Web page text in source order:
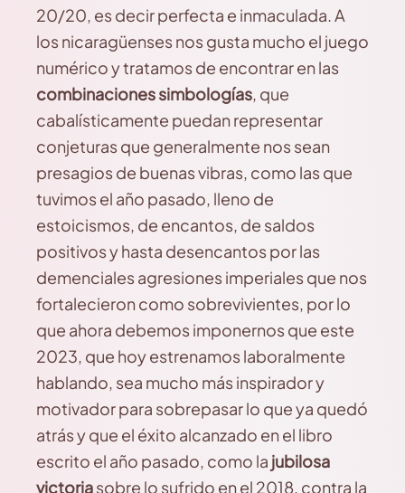
20/20, es decir perfecta e inmaculada. A
los nicaragüenses nos gusta mucho el juego
numérico y tratamos de encontrar en las
combinaciones simbologías, que
cabalísticamente puedan representar
conjeturas que generalmente nos sean
presagios de buenas vibras, como las que
tuvimos el año pasado, lleno de
estoicismos, de encantos, de saldos
positivos y hasta desencantos por las
demenciales agresiones imperiales que nos
fortalecieron como sobrevivientes, por lo
que ahora debemos imponernos que este
2023, que hoy estrenamos laboralmente
hablando, sea mucho más inspirador y
motivador para sobrepasar lo que ya quedó
atrás y que el éxito alcanzado en el libro
escrito el año pasado, como la jubilosa
victoriasobre lo sufrido en el 2018, contra la